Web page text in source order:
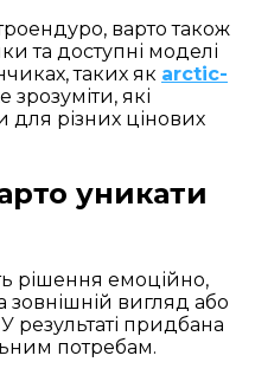
варто також
та доступні моделі
таких як arctic-
які
різних цінових
уникати
рішення емоційно,
вигляд або
результаті придбана
потребам.